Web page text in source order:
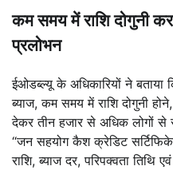
कम समय में राशि दोगुनी
प्रलोभन
ईओडब्ल्यू के अधिकारियों ने
ब्याज, कम समय में राशि दोगुनी
देकर तीन हजार से अधिक लोगों से
“जन सहयोग कैश क्रेडिट
राशि, ब्याज दर, परिपक्वता तिथि